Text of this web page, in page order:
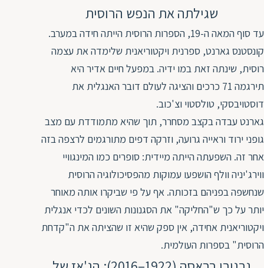
שגילתה את הנפש הרוסית
עד סוף המאה ה-19, הספרות הרוסית הייתה חידה במערב.
קונסטנס גארנט, ספרנית ויקטוריאנית שלימדה את עצמה
רוסית, שינתה זאת במו ידיה. במפעל חיים אדיר היא
תירגמה 71 כרכים והציגה לעולם דובר האנגלית את
דוסטויבסקי, טולסטוי וצ'כוב.
גארנט עבדה בקצב מסחרר, תוך שהיא מתמודדת עם מצב
גופני ירוד וראייה גרועה, וזרקה דפים מתורגמים לרצפה בזה
אחר זה. השפעתה הייתה מיידית: סופרים כמו המינגוויי
ווירג'יניה וולף הושפעו עמוקות מהפסיכולוגיה הרוסית
שנחשפה בפניהם בזכותה. אף על פי שביקרו אותה מאוחר
יותר על כך ש"החליקה" את הסגנונות השונים לכדי אנגלית
ויקטוריאנית אחידה, אין ספק שהיא זו שהציתה את ה"קדחת
הרוסית" בספרות העולמית.